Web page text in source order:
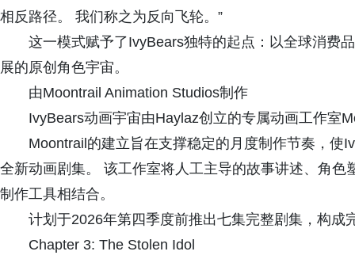
相反路径。 我们称之为反向飞轮。”
这一模式赋予了IvyBears独特的起点：以全球消费
展的原创角色宇宙。
由Moontrail Animation Studios制作
IvyBears动画宇宙由Haylaz创立的专属动画工作室
Moontrail的建立旨在支撑稳定的月度制作节奏，使
全新动画剧集。 该工作室将人工主导的故事讲述、角
制作工具相结合。
计划于2026年第四季度前推出七集完整剧集，构
Chapter 3: The Stolen Idol